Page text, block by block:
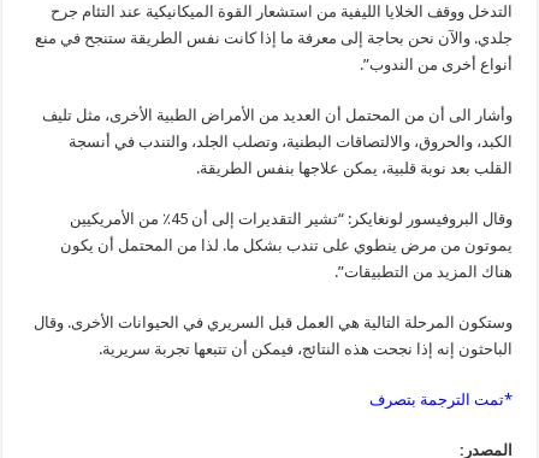
التدخل ووقف الخلايا الليفية من استشعار القوة الميكانيكية عند التئام جرح
جلدي. والآن نحن بحاجة إلى معرفة ما إذا كانت نفس الطريقة ستنجح في منع
أنواع أخرى من الندوب”.
وأشار الى أن من المحتمل أن العديد من الأمراض الطبية الأخرى، مثل تليف
الكبد، والحروق، والالتصاقات البطنية، وتصلب الجلد، والتندب في أنسجة
القلب بعد نوبة قلبية، يمكن علاجها بنفس الطريقة.
وقال البروفيسور لونغايكر: “تشير التقديرات إلى أن 45٪ من الأمريكيين
يموتون من مرض ينطوي على تندب بشكل ما. لذا من المحتمل أن يكون
هناك المزيد من التطبيقات”.
وستكون المرحلة التالية هي العمل قبل السريري في الحيوانات الأخرى. وقال
الباحثون إنه إذا نجحت هذه النتائج، فيمكن أن تتبعها تجربة سريرية.
*تمت الترجمة بتصرف
المصدر: